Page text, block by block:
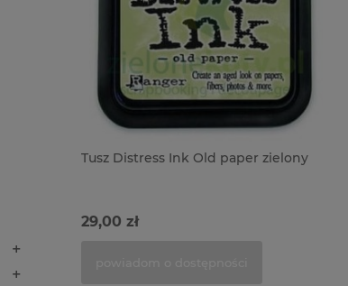
Tusz Distress Ink Old paper zielony
29,00 zł